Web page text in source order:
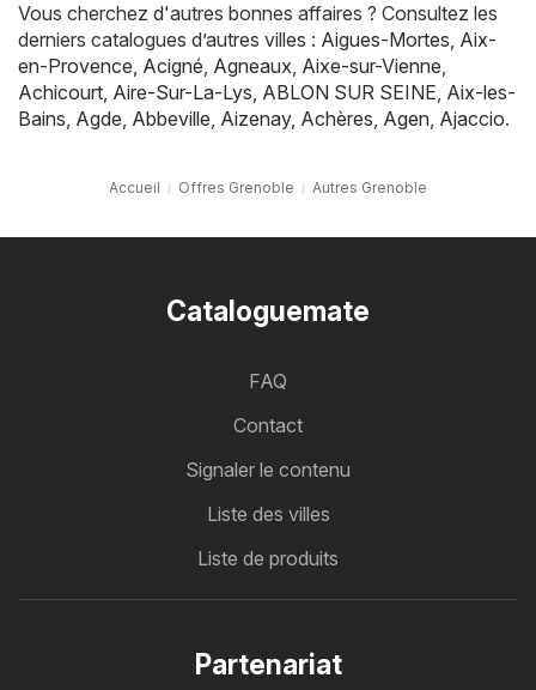
Vous cherchez d'autres bonnes affaires ? Consultez les
derniers catalogues d’autres villes : Aigues-Mortes, Aix-
en-Provence, Acigné, Agneaux, Aixe-sur-Vienne,
Achicourt, Aire-Sur-La-Lys, ABLON SUR SEINE, Aix-les-
Bains, Agde, Abbeville, Aizenay, Achères, Agen, Ajaccio.
Accueil Offres Grenoble Autres Grenoble
Cataloguemate
FAQ
Contact
Signaler le contenu
Liste des villes
Liste de produits
Partenariat